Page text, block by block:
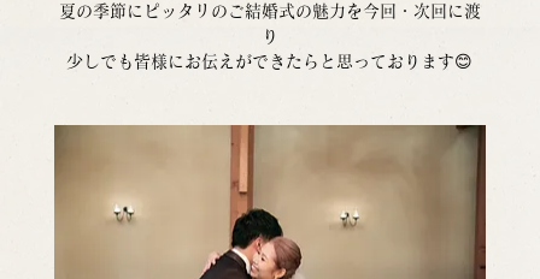
夏の季節にピッタリのご結婚式の魅力を今回・次回に渡
り
少しでも皆様にお伝えができたらと思っております😊